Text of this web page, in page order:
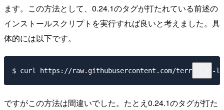
ます。この方法として、0.24.1のタグが打たれている前述の
インストールスクリプトを実行すれば良いと考えました。具
体的には以下です。
ですがこの方法は間違いでした。たとえ0.24.1のタグが打た